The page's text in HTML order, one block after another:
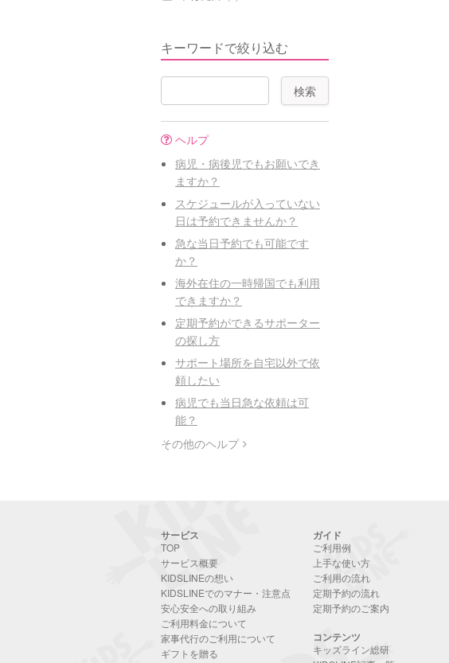
キーワードで絞り込む
ヘルプ
病児・病後児でもお願いでき
ますか？
スケジュールが入っていない
日は予約できませんか？
急な当日予約でも可能です
か？
海外在住の一時帰国でも利用
できますか？
定期予約ができるサポーター
の探し方
サポート場所を自宅以外で依
頼したい
病児でも当日急な依頼は可
能？
その他のヘルプ
サービス
TOP
サービス概要
KIDSLINEの想い
KIDSLINEでのマナー・注意点
安心安全への取り組み
ご利用料金について
家事代行のご利用について
ギフトを贈る
ガイド
ご利用例
上手な使い方
ご利用の流れ
定期予約の流れ
定期予約のご案内
コンテンツ
キッズライン総研